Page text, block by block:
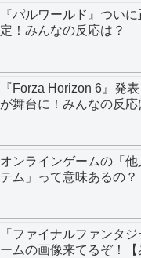
『パルワールド』つい
定！みんなの反応は？
『Forza Horizon 6』発
が舞台に！みんなの反応
オンラインゲームの「
テム」って意味あるの？
「ファイナルファンタ
ームの画像来てるぞ！